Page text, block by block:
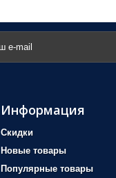
Информация
Скидки
Новые товары
Популярные товары